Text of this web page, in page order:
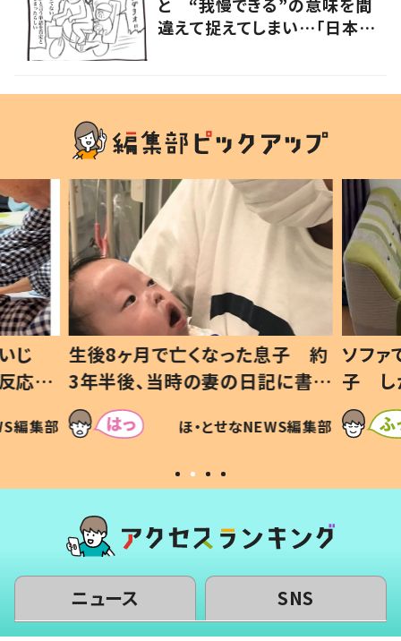
違えて捉えてしまい…「日本語
じ
応に
編集部
生後8ヶ月で亡くなった息子 約
3年半後、当時の妻の日記に書い
てあった本音とは
ほ・とせなNEWS編集部
ソファ
子 し
すべ
いから
ニュース SNS